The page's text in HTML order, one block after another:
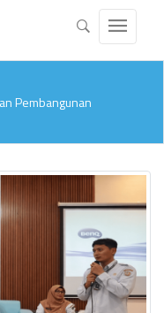
Pembangunan